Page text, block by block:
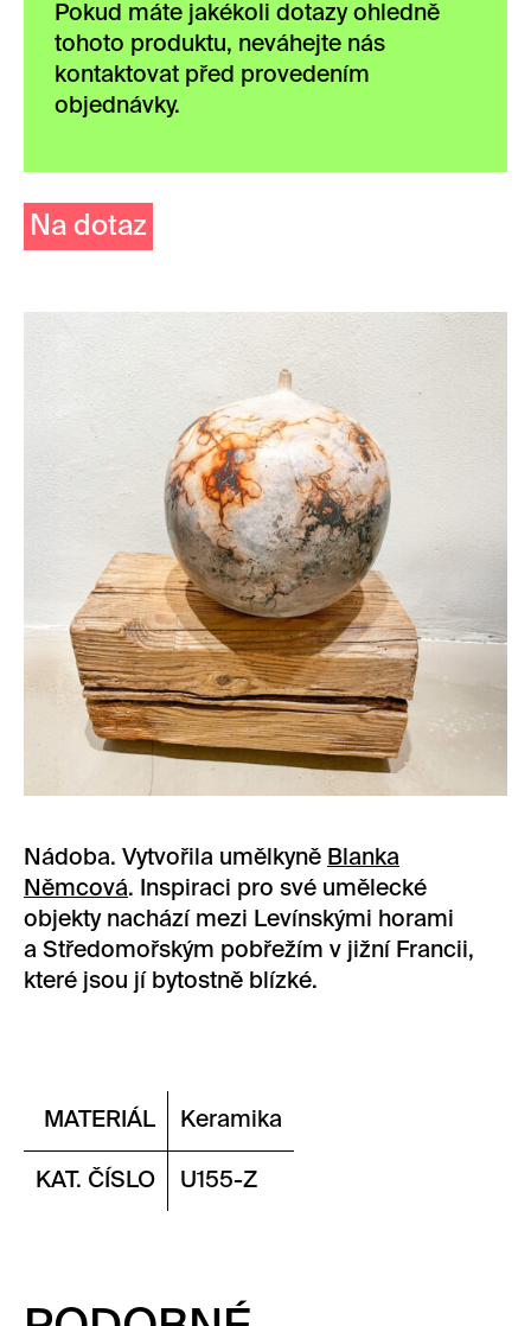
Pokud máte jakékoli dotazy ohledně
tohoto produktu, neváhejte nás
kontaktovat před provedením
objednávky.
Na dotaz
Nádoba. Vytvořila umělkyně Blanka
Němcová. Inspiraci pro své umělecké
objekty nachází mezi Levínskými horami
a Středomořským pobřežím v jižní Francii,
které jsou jí bytostně blízké.
MATERIÁL Keramika
KAT. ČÍSLO U155-Z